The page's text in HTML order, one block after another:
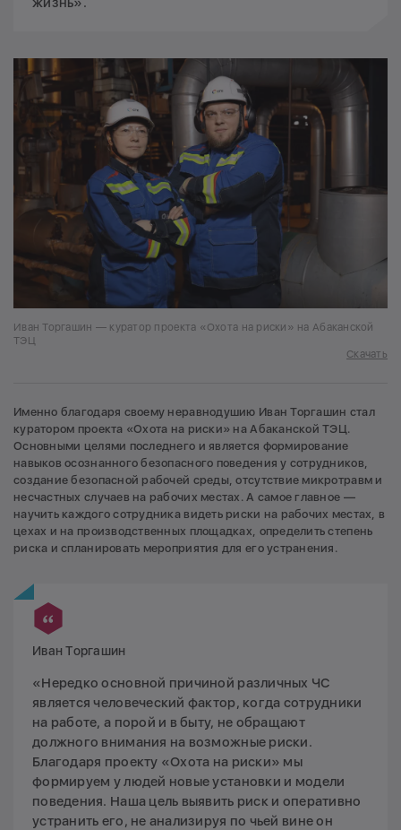
Иван Торгашин — куратор проекта «Охота на риски» на Абаканской
ТЭЦ
Скачать
Именно благодаря своему неравнодушию Иван Торгашин стал
куратором проекта «Охота на риски» на Абаканской ТЭЦ.
Основными целями последнего и является формирование
навыков осознанного безопасного поведения у сотрудников,
создание безопасной рабочей среды, отсутствие микротравм и
несчастных случаев на рабочих местах. А самое главное —
научить каждого сотрудника видеть риски на рабочих местах, в
цехах и на производственных площадках, определить степень
риска и спланировать мероприятия для его устранения.
Иван Торгашин
«Нередко основной причиной различных ЧС
является человеческий фактор, когда сотрудники
на работе, а порой и в быту, не обращают
должного внимания на возможные риски.
Благодаря проекту «Охота на риски» мы
формируем у людей новые установки и модели
поведения. Наша цель выявить риск и оперативно
устранить его, не анализируя по чьей вине он